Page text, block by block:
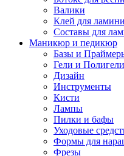
Валики
Клей для
Составы для
Маникюр и педикюр
Базы и
Гели и Полигели
Дизайн
Инструменты
Кисти
Лампы
Пилки и бафы
Уходовые
Формы для
Фрезы